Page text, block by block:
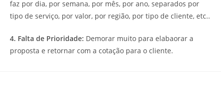
faz por dia, por semana, por mês, por ano, separados por
tipo de serviço, por valor, por região, por tipo de cliente, etc..
4. Falta de Prioridade: Demorar muito para elabaorar a
proposta e retornar com a cotação para o cliente.